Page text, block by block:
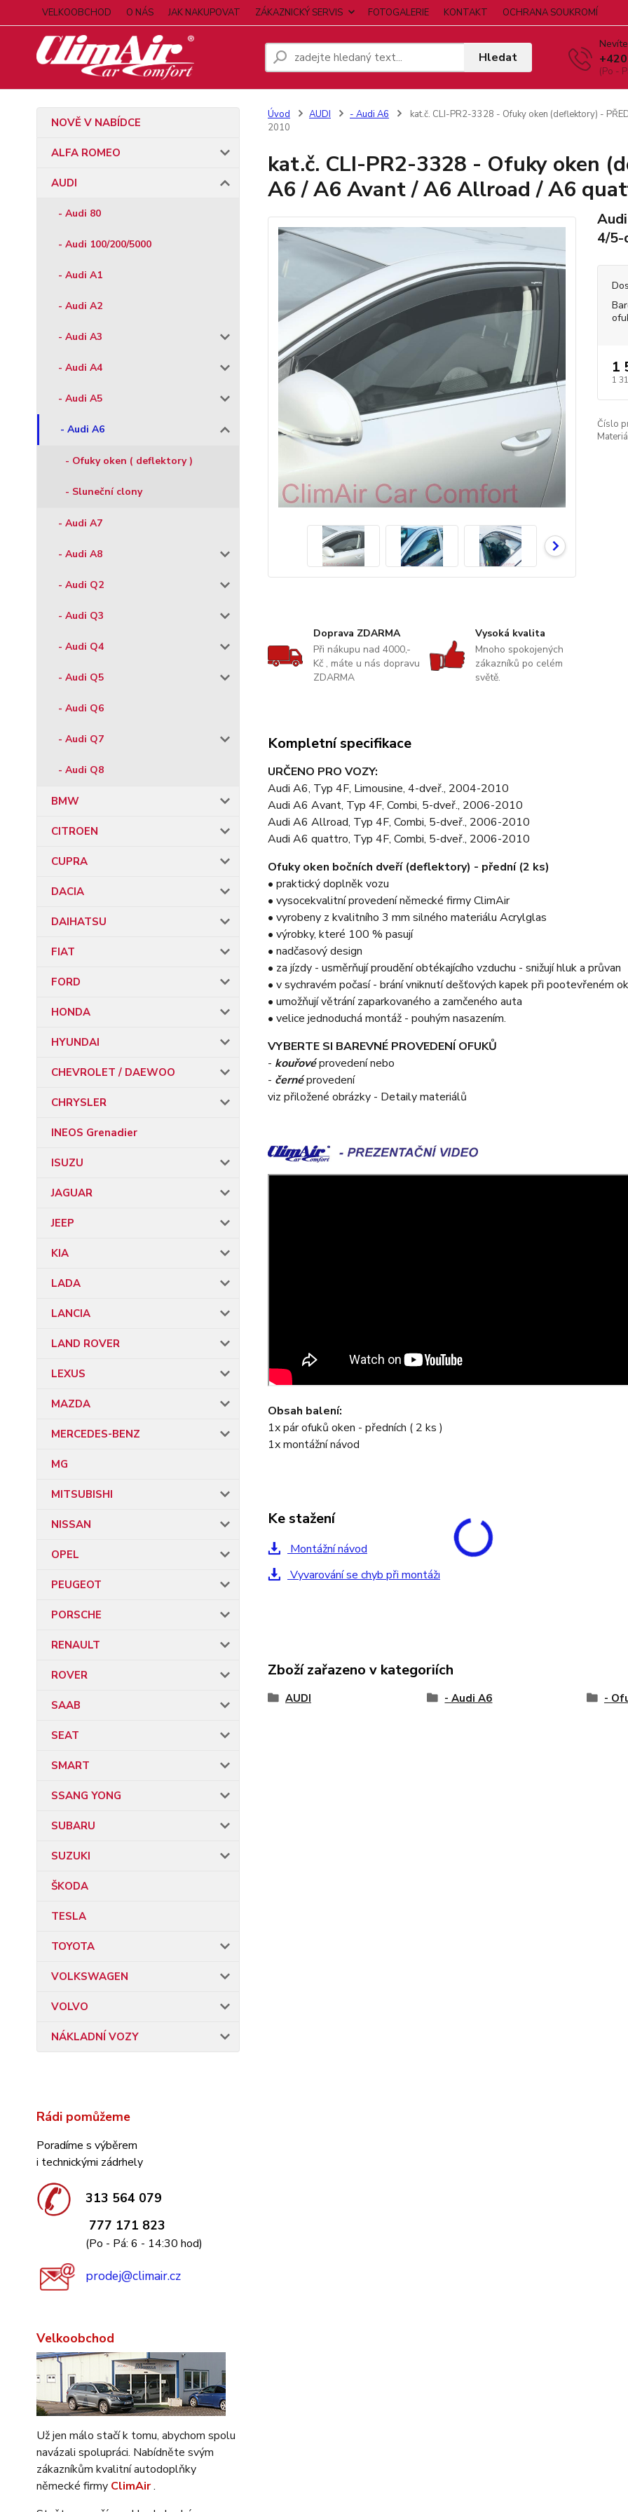
VELKOOBCHOD O NÁS JAK NAKUPOVAT ZÁKAZNICKÝ SERVIS FOTOGALERIE KONTAKT OCHRANA SOUKROMÍ
Hledat
(Po -
NOVĚ V NABÍDCE
ALFA ROMEO
AUDI
- Audi 80
- Audi 100/200/5000
- Audi A1
- Audi A2
- Audi A3
- Audi A4
- Audi A5
- Audi A6
- Ofuky oken ( deflektory )
- Sluneční clony
- Audi A7
- Audi A8
- Audi Q2
- Audi Q3
- Audi Q4
- Audi Q5
- Audi Q6
- Audi Q7
- Audi Q8
BMW
CITROEN
CUPRA
DACIA
DAIHATSU
FIAT
FORD
HONDA
HYUNDAI
CHEVROLET / DAEWOO
CHRYSLER
INEOS Grenadier
ISUZU
JAGUAR
JEEP
KIA
LADA
LANCIA
LAND ROVER
LEXUS
MAZDA
MERCEDES-BENZ
MG
MITSUBISHI
NISSAN
OPEL
PEUGEOT
PORSCHE
RENAULT
ROVER
SAAB
SEAT
SMART
SSANG YONG
SUBARU
SUZUKI
ŠKODA
TESLA
TOYOTA
VOLKSWAGEN
VOLVO
NÁKLADNÍ VOZY
Rádi pomůžeme
Poradíme s výběrem
i technickými zádrhely
313 564 079
777 171 823
(Po - Pá: 6 - 14:30 hod)
prodej@climair.cz
Velkoobchod
Už jen málo stačí k tomu, abychom spolu
navázali spolupráci. Nabídněte svým
zákazníkům kvalitní autodoplňky
německé firmy ClimAir.
Úvod AUDI - Audi A6
kat.č. CLI-PR2-3328 - Ofuky oken (deflektory) -
2010
kat.č. CLI-PR2-3328 - Ofuky oken
A6 / A6 Avant / A6 Allroad / A6
4/5-
1
1
Číslo
Doprava ZDARMA
Při nákupu nad 4000,-
Kč , máte u nás dopravu
ZDARMA
Vysoká kvalita
Mnoho spokojených
zákazníků po celém
světě.
Kompletní specifikace
URČENO PRO VOZY:
Audi A6, Typ 4F, Limousine, 4-dveř., 2004-2010
Audi A6 Avant, Typ 4F, Combi, 5-dveř., 2006-2010
Audi A6 Allroad, Typ 4F, Combi, 5-dveř., 2006-2010
Audi A6 quattro, Typ 4F, Combi, 5-dveř., 2006-2010
Ofuky oken bočních dveří (deflektory) - přední (2 ks)
• praktický doplněk vozu
• vysocekvalitní provedení německé firmy ClimAir
• vyrobeny z kvalitního 3 mm silného materiálu Acrylglas
• výrobky, které 100 % pasují
• nadčasový design
• za jízdy - usměrňují proudění obtékajícího vzduchu - snižují hluk a průvan
• v sychravém počasí - brání vniknutí dešťových kapek při pootevřeném
• umožňují větrání zaparkovaného a zamčeného auta
• velice jednoduchá montáž - pouhým nasazením.
VYBERTE SI BAREVNÉ PROVEDENÍ OFUKŮ
- kouřovéprovedení nebo
- černéprovedení
viz přiložené obrázky - Detaily materiálů
Obsah balení:
1x pár ofuků oken - předních ( 2 ks )
1x montážní návod
Ke stažení
Montážní návod
Vyvarování se chyb při montáži
Zboží zařazeno v kategoriích
AUDI - Audi A6 -